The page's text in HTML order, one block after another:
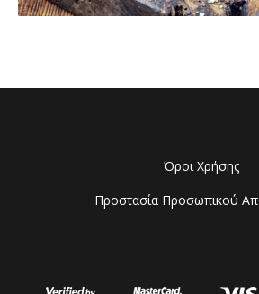
Όροι Χρήσης
Προστασία Προσωπικού